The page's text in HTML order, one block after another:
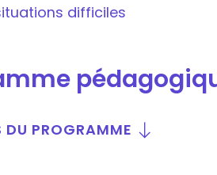
difficiles
DU PROGRAMME